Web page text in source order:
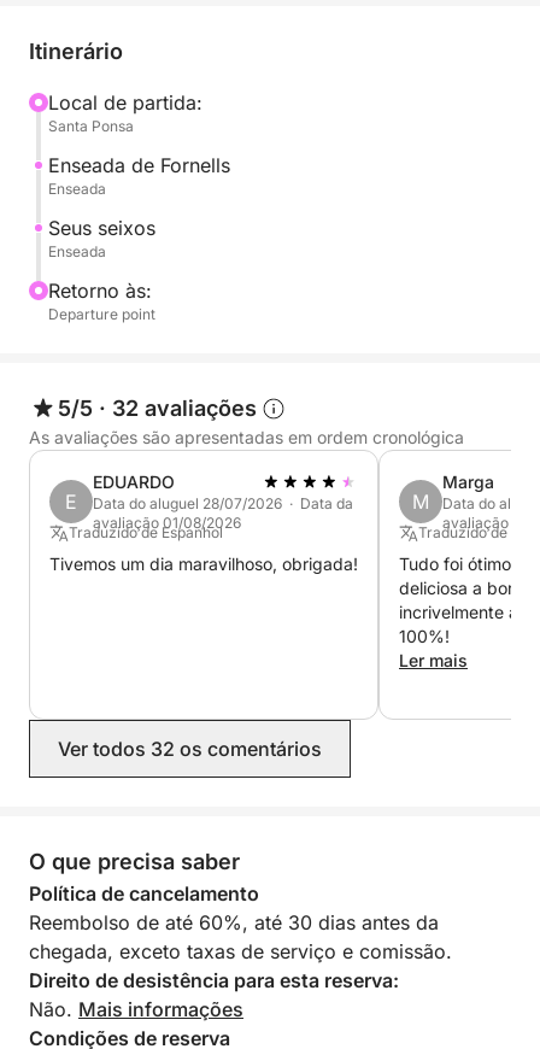
Itinerário
Local de partida:
Santa Ponsa
Enseada de Fornells
Enseada
Seus seixos
Enseada
Retorno às:
Departure point
5/5 · 32 avaliações
As avaliações são apresentadas em ordem cronológica
E
EDUARDO
Data do aluguel 28/07/2026 · Data da
avaliação 01/08/2026
Traduzido de Espanhol
Tivemos um dia maravilhoso, obrigada!
M
Marga
Data do
avaliação 13/
Traduzido de
Tudo foi ótimo!
deliciosa a bordo
incrivelmente atenciosos.
100%!
Ler mais
Ver todos 32 os comentários
O que precisa saber
Política de cancelamento
Reembolso de até 60%, até 30 dias antes da
chegada, exceto taxas de serviço e comissão.
Direito de desistência para esta reserva:
Não. Mais informações
Condições de reserva